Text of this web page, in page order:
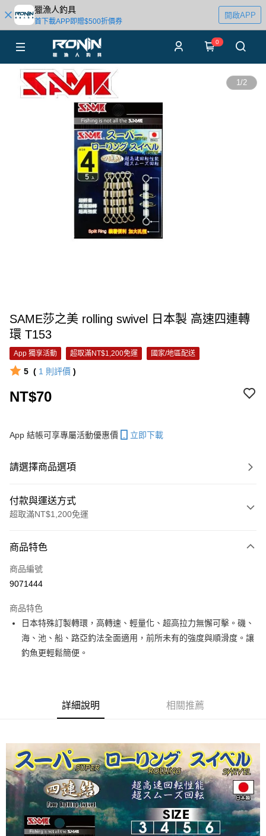
獵漁人釣具
首下載APP即贈$500折價券
開啟APP
0
1/2
SAME莎之美 rolling swivel 日本製 高速四連轉
環 T153
App 獨享活動 超取滿NT$1,200免運 國家/地區配送
5 ( 1 則評價 )
NT$70
App 結帳可享專屬活動優惠價 立即下載
請選擇商品選項
付款與運送方式
超取滿NT$1,200免運
信用卡一次付款
信用卡分期付款
合作金庫商業銀行
華南商業銀行
彰化商業銀行
上海商業儲蓄銀行
台北富邦商業銀行
國泰世華商業銀行
元大商業銀行
永豐商業銀行
超商取貨付款
Apple Pay
1.本服務由台灣大哥大提供，台灣大哥大用戶可立即使用無須另外申請。
2.付款方式選擇「大哥付你分期」，訂單成立後會自動跳轉到大哥付的交易
流程，驗證手機門號後，選擇欲分期的期數、繳款截止日，確認付款後即完
成交易。
3.實際核准額度、可分期數及費用金額請依後續交易確認頁面所載為準。
4.訂單成立30分鐘內，如未前往確認交易或遇審核未通過，訂單將自動取
消。如遇「轉專審核」未通過狀況，表示未達大哥付你分期系統評分，恕無
法說明評估內容。
【繳款方式說明】
AFTEE先享後付
相關說明
【關於「AFTEE先享後付」】
AFTEE先享後付是「在收到商品之後才付款」的支付方式。 讓您購物簡單
便利好安心！
１．簡單：不需註冊會員、不需綁卡、不需儲值。
２．便利：只要手機號碼，簡訊認證，即可結帳。
３．安心：先確認商品／服務後，再付款。
ATM付款
貨到付款
運送方式
商品特色
商品編號
9071444
商品特色
日本特殊訂製轉環，高轉速、輕量化、超高拉力無懈可擊。磯、
海、池、船、路亞釣法全面適用，前所未有的強度與順滑度。讓
釣魚更輕鬆簡便。
詳細說明 相關推薦